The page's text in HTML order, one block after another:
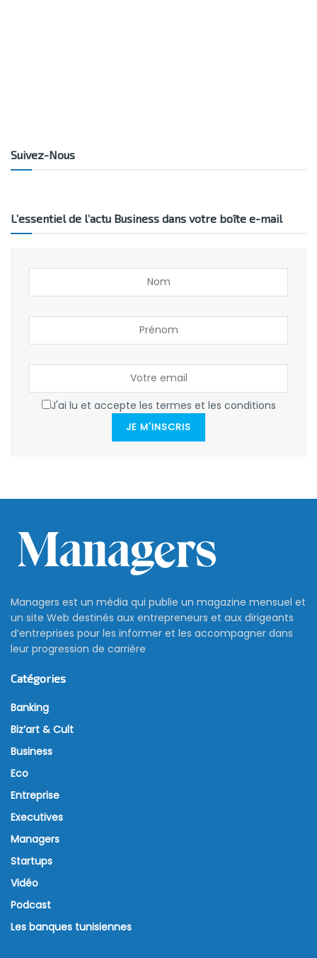
Suivez-Nous
L’essentiel de l’actu Business dans votre boîte e-mail
J'ai lu et accepte les termes et les conditions
JE M'INSCRIS
Managers est un média qui publie un magazine mensuel et
un site Web destinés aux entrepreneurs et aux dirigeants
d’entreprises pour les informer et les accompagner dans
leur progression de carrière
Catégories
Banking
Biz’art & Cult
Business
Eco
Entreprise
Executives
Managers
Startups
Vidéo
Podcast
Les banques tunisiennes